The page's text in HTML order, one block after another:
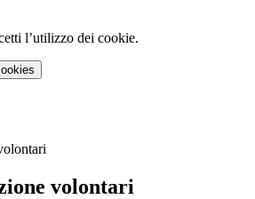
l’utilizzo dei cookie.
volontari